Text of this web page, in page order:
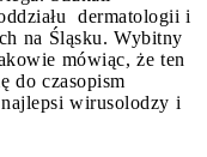
dermatologii i
na Śląsku. Wybitny
mówiąc, że ten
do czasopism
wirusolodzy i